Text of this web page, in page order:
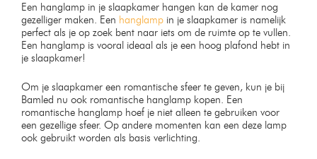
Een hanglamp in je slaapkamer hangen kan de kamer nog
gezelliger maken. Een hanglamp in je slaapkamer is namelijk
perfect als je op zoek bent naar iets om de ruimte op te vullen.
Een hanglamp is vooral ideaal als je een hoog plafond hebt in
je slaapkamer!
Om je slaapkamer een romantische sfeer te geven, kun je bij
Bamled nu ook romantische hanglamp kopen. Een
romantische hanglamp hoef je niet alleen te gebruiken voor
een gezellige sfeer. Op andere momenten kan een deze lamp
ook gebruikt worden als basis verlichting.